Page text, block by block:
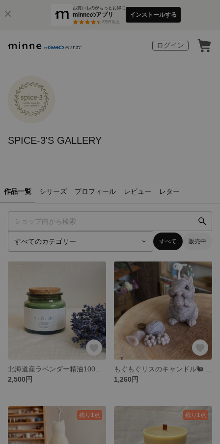
お買いものがもっとお得に
minneのアプリ
3万件以上
インストールする
ログイン
SPICE-3'S GALLERY
作品一覧 シリーズ プロフィール レビュー レター
すべて 販売中
2,500円
1,260円
残り1点 残り1点